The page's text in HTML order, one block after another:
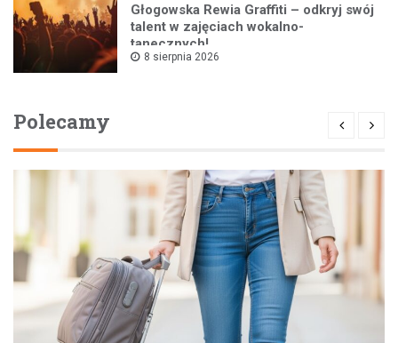
Głogowska Rewia Graffiti – odkryj swój
talent w zajęciach wokalno-
tanecznych!
8 sierpnia 2026
Polecamy